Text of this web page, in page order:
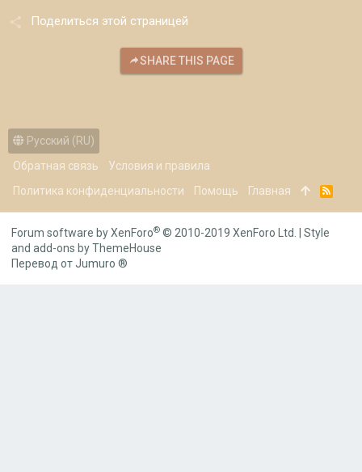
Поделиться этой страницей
SHARE THIS PAGE
Русский (RU)
Обратная связь
Условия и правила
Политика конфиденциальности
Помощь Главная
R
Forum software by XenForo® © 2010-2019 XenForo Ltd.
Style
and add-ons by ThemeHouse
Перевод от Jumuro ®